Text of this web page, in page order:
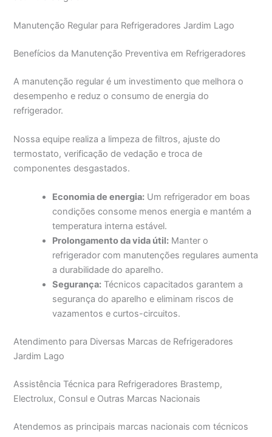
Manutenção Regular para Refrigeradores Jardim Lago
Benefícios da Manutenção Preventiva em Refrigeradores
A manutenção regular é um investimento que melhora o
desempenho e reduz o consumo de energia do
refrigerador.
Nossa equipe realiza a limpeza de filtros, ajuste do
termostato, verificação de vedação e troca de
componentes desgastados.
Economia de energia: Um refrigerador em boas
condições consome menos energia e mantém a
temperatura interna estável.
Prolongamento da vida útil: Manter o
refrigerador com manutenções regulares aumenta
a durabilidade do aparelho.
Segurança: Técnicos capacitados garantem a
segurança do aparelho e eliminam riscos de
vazamentos e curtos-circuitos.
Atendimento para Diversas Marcas de Refrigeradores
Jardim Lago
Assistência Técnica para Refrigeradores Brastemp,
Electrolux, Consul e Outras Marcas Nacionais
Atendemos as principais marcas nacionais com técnicos